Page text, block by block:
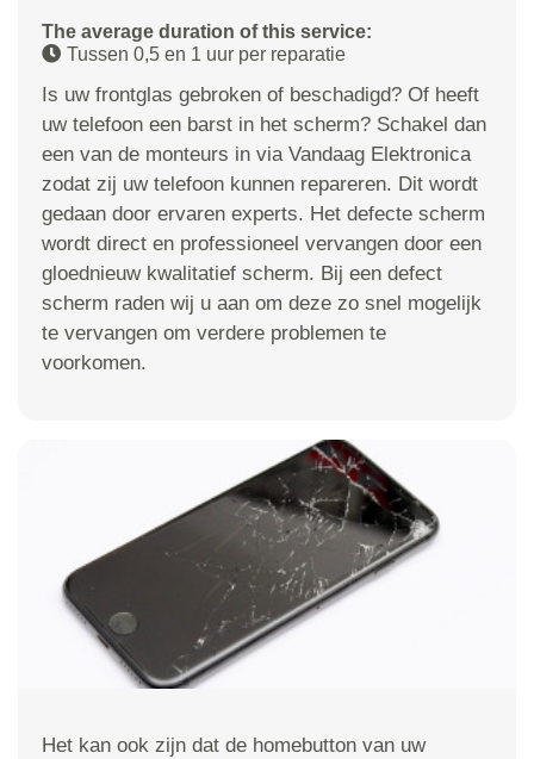
The average duration of this service:
Tussen 0,5 en 1 uur per reparatie
Is uw frontglas gebroken of beschadigd? Of heeft
uw telefoon een barst in het scherm? Schakel dan
een van de monteurs in via Vandaag Elektronica
zodat zij uw telefoon kunnen repareren. Dit wordt
gedaan door ervaren experts. Het defecte scherm
wordt direct en professioneel vervangen door een
gloednieuw kwalitatief scherm. Bij een defect
scherm raden wij u aan om deze zo snel mogelijk
te vervangen om verdere problemen te
voorkomen.
Het kan ook zijn dat de homebutton van uw